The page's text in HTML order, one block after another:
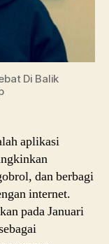
Di Balik
aplikasi
dan berbagi
internet.
pada Januari